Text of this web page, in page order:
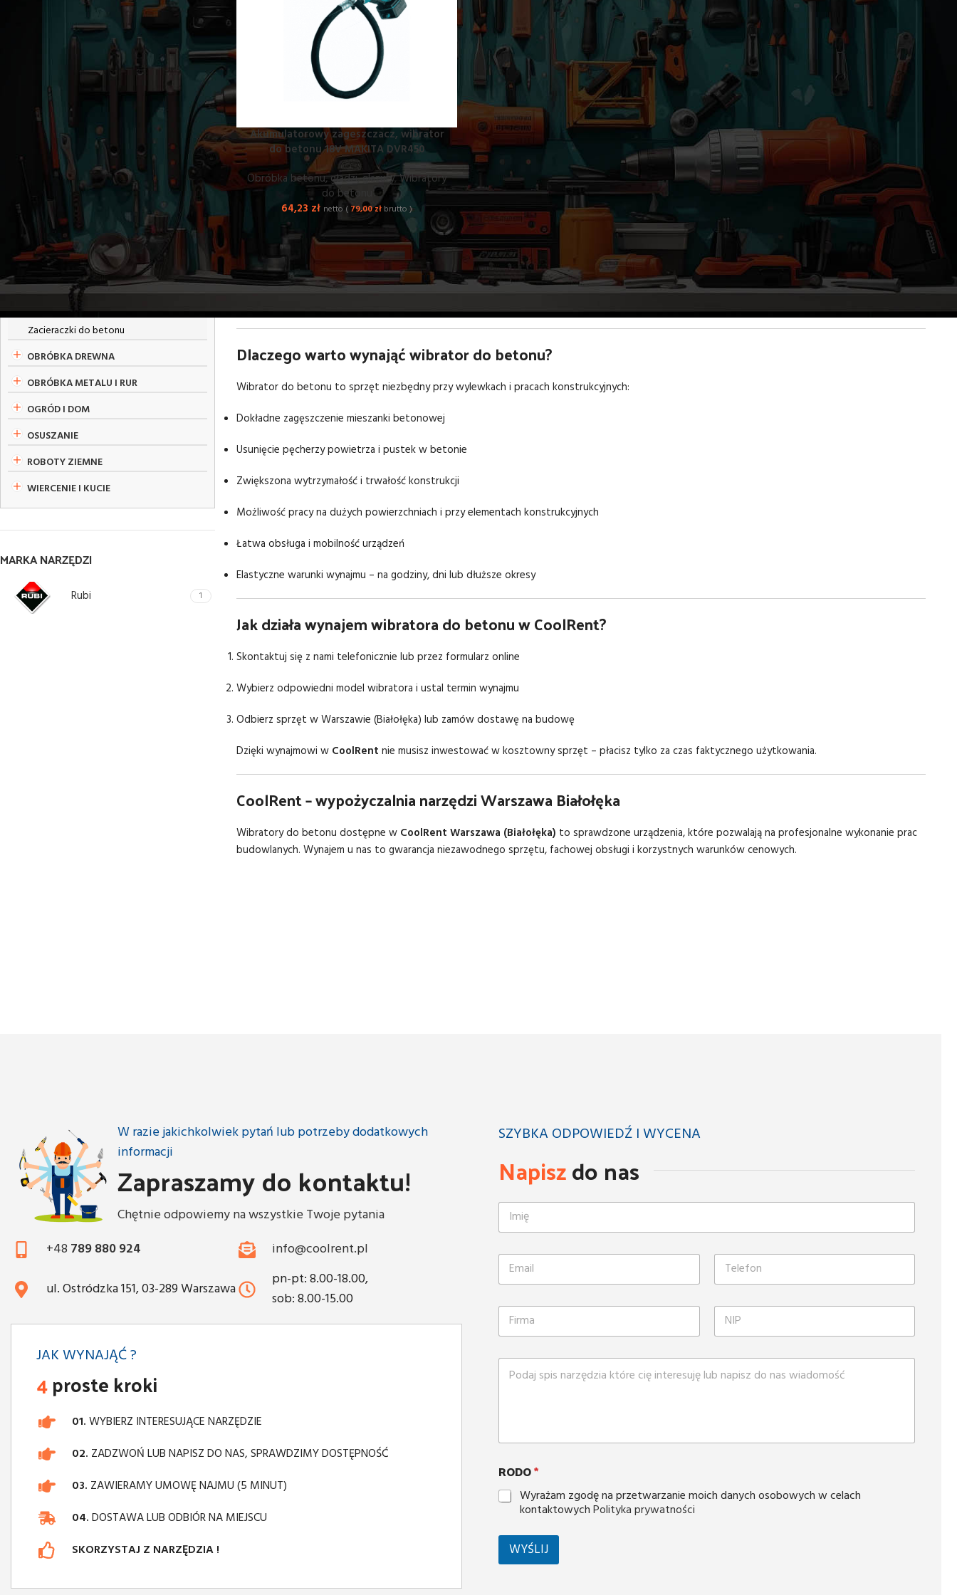
NARZĘDZIA POMIAROWE
OBRÓBKA BETONU, GŁADZI, GLAZURY
Agregaty do gładzi i szpachli
Bruzdownice
Buty do betonu
Listwy wygładzające
Mieszadła
Piły i przecinarki do betonu i kostki
Podnośniki do płyt GK
Przecinarki do płytek i glazury
Przecinarki do styropianu
Przyssawki
Szlifierki do betonu
Szlifierki do gipsu i gładzi
Wiązarki do zbrojeń
Wibratory do betonu
Zacieraczki do betonu
OBRÓBKA DREWNA
OBRÓBKA METALU I RUR
OGRÓD I DOM
OSUSZANIE
ROBOTY ZIEMNE
WIERCENIE I KUCIE
MARKA NARZĘDZI
Rubi 1
Akumulatorowy zageszczacz, wibrator
do betonu 18V MAKITA DVR450
Obróbka betonu, gładzi, glazury,Wibratory
do betonu
64,23 zł netto ( 79,00zł brutto )
Wibratory do betonu – wynajem Warszawa (Białołęka)
W CoolRent Warszawa (Białołęka)oferujemy wynajem wibratorów do betonu, które znacząco ułatwiają i przyspieszają prace budowlane.
Urządzenia te służą do zagęszczania mieszanki betonowej, eliminując pęcherze powietrza i zapewniając większą trwałość oraz wytrzymałość
Dlaczego warto wynająć wibrator do betonu?
Wibrator do betonu to sprzęt niezbędny przy wylewkach i pracach konstrukcyjnych:
Dokładne zagęszczenie mieszanki betonowej
Usunięcie pęcherzy powietrza i pustek w betonie
Zwiększona wytrzymałość i trwałość konstrukcji
Możliwość pracy na dużych powierzchniach i przy elementach konstrukcyjnych
Łatwa obsługa i mobilność urządzeń
Elastyczne warunki wynajmu – na godziny, dni lub dłuższe okresy
Jak działa wynajem wibratora do betonu w CoolRent?
Skontaktuj się z nami telefonicznie lub przez formularz online
Wybierz odpowiedni model wibratora i ustal termin wynajmu
Odbierz sprzęt w Warszawie (Białołęka) lub zamów dostawę na budowę
Dzięki wynajmowi w CoolRent nie musisz inwestować w kosztowny sprzęt – płacisz tylko za czas faktycznego użytkowania.
CoolRent – wypożyczalnia narzędzi Warszawa Białołęka
Wibratory do betonu dostępne w CoolRent Warszawa (Białołęka) to sprawdzone urządzenia, które pozwalają na profesjonalne wykonanie prac
budowlanych. Wynajem u nas to gwarancja niezawodnego sprzętu, fachowej obsługi i korzystnych warunków cenowych.
W razie jakichkolwiek pytań lub potrzeby dodatkowych
informacji
Zapraszamy do kontaktu!
Chętnie odpowiemy na wszystkie Twoje pytania
+48 789 880 924
info@coolrent.pl
ul. Ostródzka 151, 03-289 Warszawa
pn-pt: 8.00-18.00,
sob: 8.00-15.00
JAK WYNAJĄĆ ?
4proste kroki
01.WYBIERZ INTERESUJĄCE NARZĘDZIE
02. ZADZWOŃ LUB NAPISZ DO NAS, SPRAWDZIMY DOSTĘPNOŚĆ
03. ZAWIERAMY UMOWĘ NAJMU (5 MINUT)
04.DOSTAWA LUB ODBIÓR NA MIEJSCU
SKORZYSTAJ Z NARZĘDZIA !
SZYBKA ODPOWIEDŹ I WYCENA
Napiszdo nas
RODO*
Wyrażam zgodę na przetwarzanie moich danych osobowych w celach
kontaktowychPolityka prywatności
WYŚLIJ